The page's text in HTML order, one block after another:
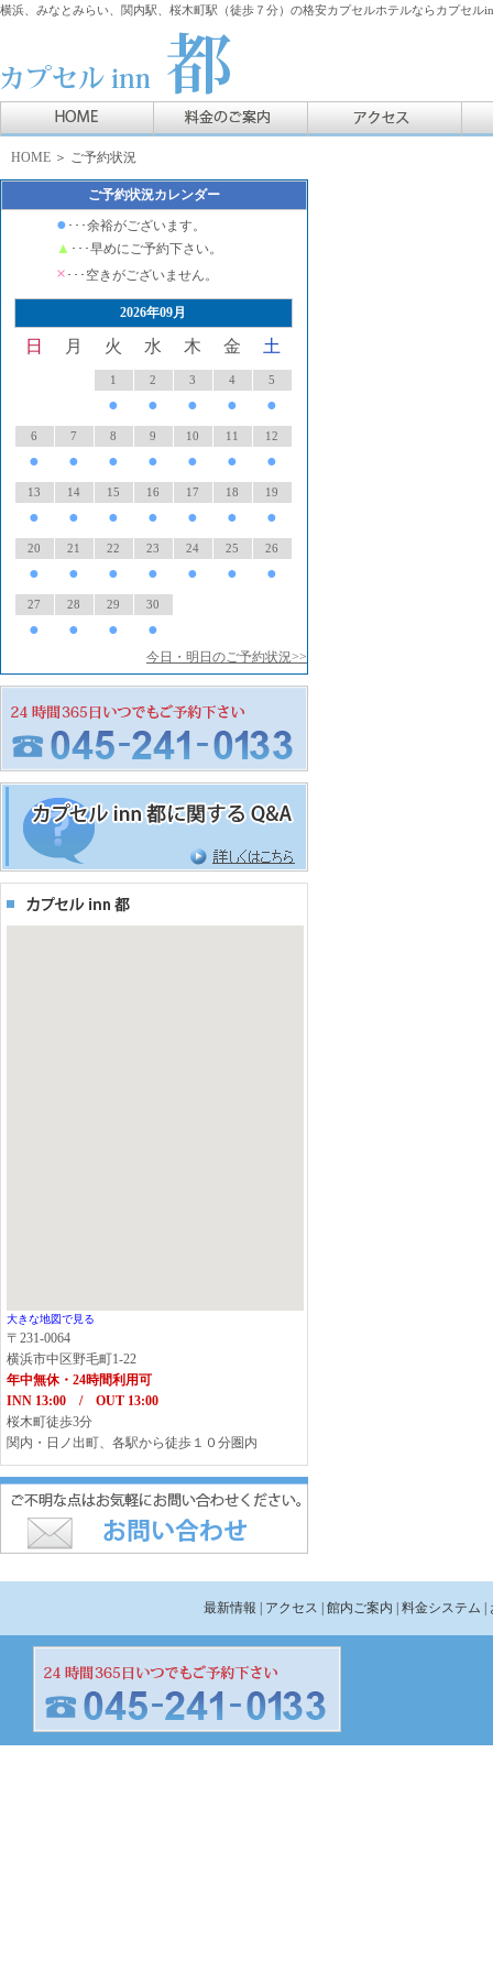
横浜、みなとみらい、関内駅、桜木町駅（徒歩７分）の格安カプセルホテルならカプセル
HOME ＞ ご予約状況
ご予約状況カレンダー
● ･･･余裕がございます。
▲ ･･･早めにご予約下さい。
× ･･･空きがございません。
2026年09月
日 月 火 水 木 金 土
1
●
2
●
3
●
4
●
5
●
6
●
7
●
8
●
9
●
10
●
11
●
12
●
13
●
14
●
15
●
16
●
17
●
18
●
19
●
20
●
21
●
22
●
23
●
24
●
25
●
26
●
27
●
28
●
29
●
30
●
今日・明日のご予約状況>>
大きな地図で見る
〒231-0064
横浜市中区野毛町1-22
年中無休・24時間利用可
INN 13:00 / OUT 13:00
桜木町徒歩3分
関内・日ノ出町、各駅から徒歩１０分圏内
最新情報 | アクセス | 館内ご案内 | 料金システム